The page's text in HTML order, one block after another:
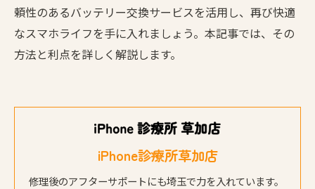
頼性のあるバッテリー交換サービスを活用し、再び快適
なスマホライフを手に入れましょう。本記事では、その
方法と利点を詳しく解説します。
iPhone診療所草加店
修理後のアフターサポートにも埼玉で力を入れています。